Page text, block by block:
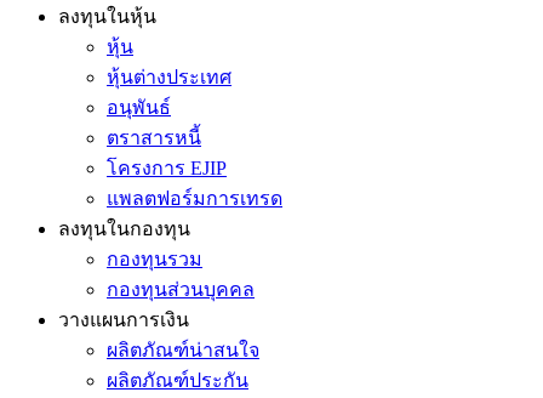
ลงทุนในหุ้น
หุ้น
หุ้นต่างประเทศ
อนุพันธ์
ตราสารหนี้
โครงการ EJIP
แพลตฟอร์มการเทรด
ลงทุนในกองทุน
กองทุนรวม
กองทุนส่วนบุคคล
วางแผนการเงิน
ผลิตภัณฑ์น่าสนใจ
ผลิตภัณฑ์ประกัน